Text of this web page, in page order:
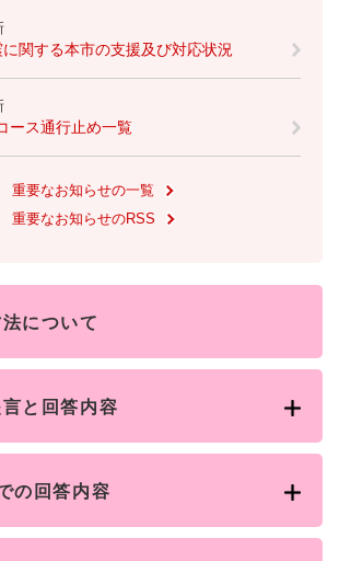
関する本市の支援及び対応状況
ース通行止め一覧
重要なお知らせの一覧
重要なお知らせのRSS
について
と回答内容
の回答内容